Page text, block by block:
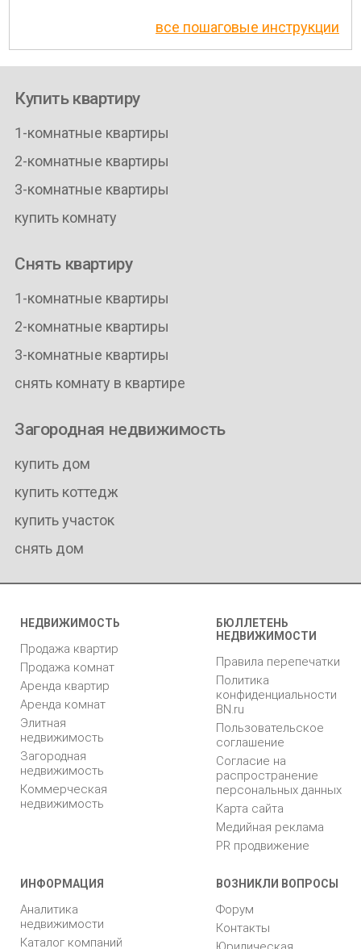
все пошаговые инструкции
Купить квартиру
1-комнатные квартиры
2-комнатные квартиры
3-комнатные квартиры
купить комнату
Снять квартиру
1-комнатные квартиры
2-комнатные квартиры
3-комнатные квартиры
снять комнату в квартире
Загородная недвижимость
купить дом
купить коттедж
купить участок
снять дом
НЕДВИЖИМОСТЬ
Продажа квартир
Продажа комнат
Аренда квартир
Аренда комнат
Элитная
недвижимость
Загородная
недвижимость
Коммерческая
недвижимость
БЮЛЛЕТЕНЬ
НЕДВИЖИМОСТИ
Правила перепечатки
Политика
конфиденциальности
BN.ru
Пользовательское
соглашение
Согласие на
распространение
персональных данных
Карта сайта
Медийная реклама
PR продвижение
ИНФОРМАЦИЯ
Аналитика
недвижимости
Каталог компаний
ВОЗНИКЛИ ВОПРОСЫ
Форум
Контакты